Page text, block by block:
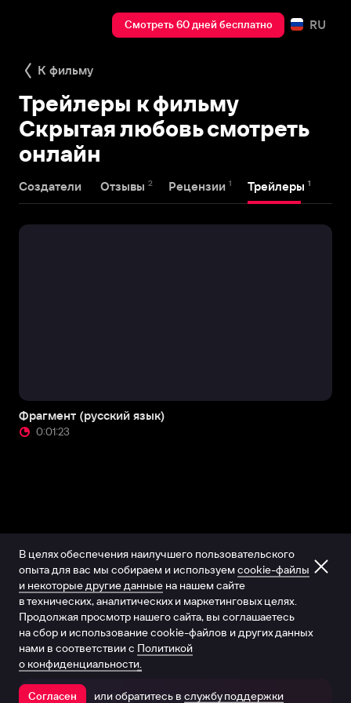
Смотреть 60 дней бесплатно RU
К фильму
Трейлеры к фильму
Скрытая любовь смотреть
онлайн
Создатели Отзывы 2 Рецензии 1 Трейлеры 1
Фрагмент (русский язык)
0:01:23
Открыть в приложении
В целях обеспечения наилучшего пользовательского
опыта для вас мы собираем и используем cookie-файлы
и некоторые другие данные на нашем сайте
в технических, аналитических и маркетинговых целях.
Продолжая просмотр нашего сайта, вы соглашаетесь
на сбор и использование cookie-файлов и других данных
нами в соответствии с Политикой
о конфиденциальности.
Согласен или обратитесь в службу поддержки